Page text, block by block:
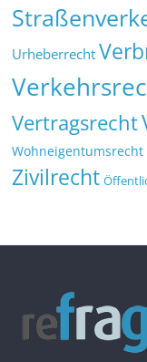
Urheberrecht
Vertragsrecht
Wohneigentumsrecht
Zivilrecht